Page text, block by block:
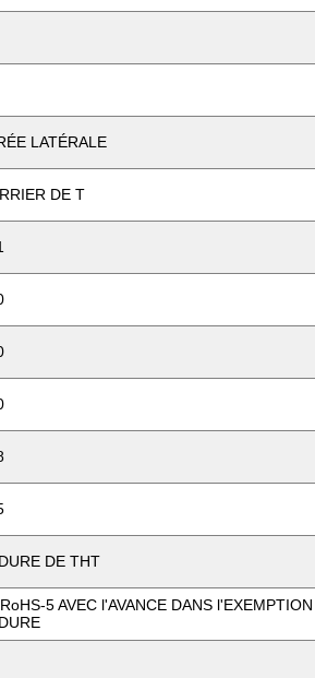
LATÉRALE
DE T
DE THT
5 AVEC l'AVANCE DANS